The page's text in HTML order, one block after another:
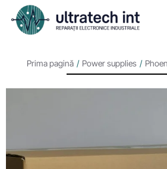
Prima pagină / Power supplies /